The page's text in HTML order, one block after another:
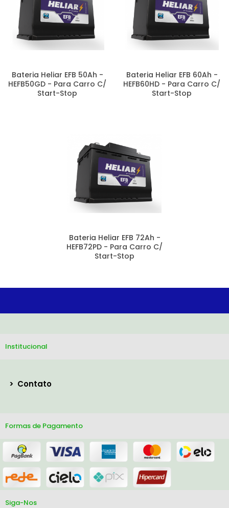
Bateria Heliar EFB 50Ah -
HEFB50GD - Para Carro C/
Start-Stop
Bateria Heliar EFB 60Ah -
HEFB60HD - Para Carro C/
Start-Stop
Bateria Heliar EFB 72Ah -
HEFB72PD - Para Carro C/
Start-Stop
Institucional
> Contato
Formas de Pagamento
Siga-Nos